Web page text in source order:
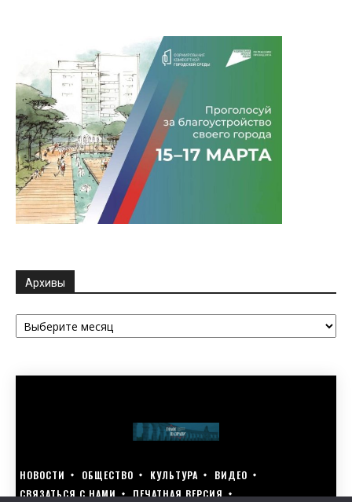
Архивы
Архивы
НОВОСТИ ОБЩЕСТВО КУЛЬТУРА
ВИДЕО
СВЯЗАТЬСЯ С НАМИ
ПЕЧАТНАЯ ВЕРСИЯ